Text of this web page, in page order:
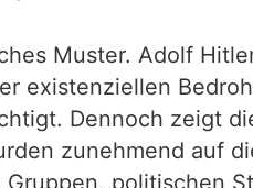
Muster. Adolf
existenziellen
Dennoch zeigt
zunehmend auf
politischen